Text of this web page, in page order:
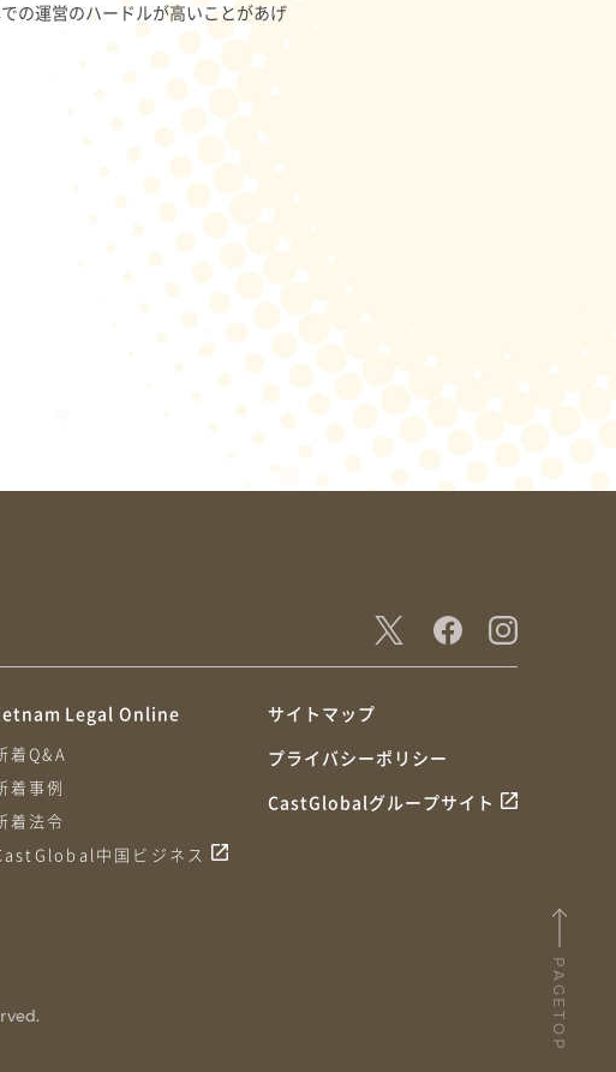
の運営のハードルが高いことがあげ
PAGETOP
Legal Online
着Q&A
着事例
着法令
中国ビジネス
サイトマップ
プライバシーポリシー
CastGlobalグループサイト